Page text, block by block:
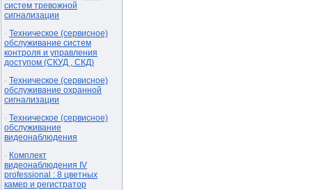
систем тревожной
сигнализации
· Техническое (сервисное)
обслуживание систем
контроля и управления
доступом (СКУД , СКД)
· Техническое (сервисное)
обслуживание охранной
сигнализации
· Техническое (сервисное)
обслуживание
видеонаблюдения
· Комплект
видеонаблюдения IV
professional : 8 цветных
камер и регистратор